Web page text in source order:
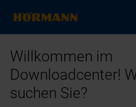
Willkommen im
Downloadcenter!
suchen Sie?